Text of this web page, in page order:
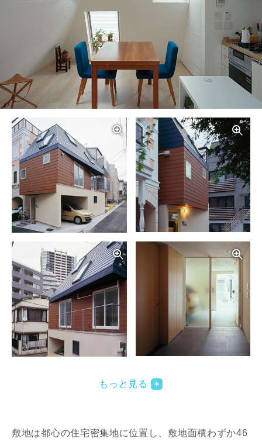
写真を拡大する
写真を拡大する
もっと見る
敷地は都心の住宅密集地に位置し、敷地面積わずか46